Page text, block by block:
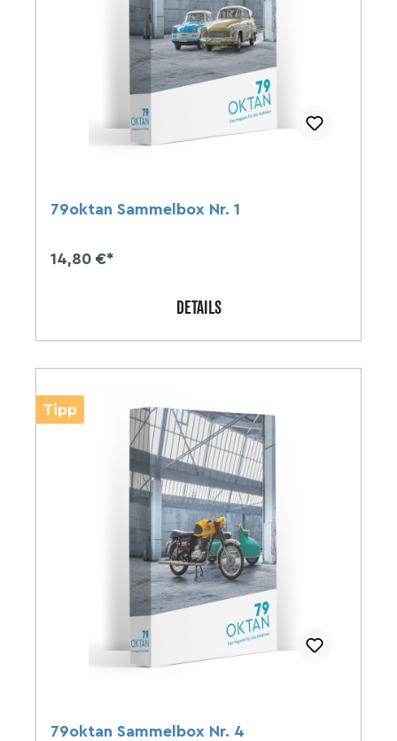
79oktan Sammelbox Nr. 1
14,80 €*
DETAILS
Tipp
79oktan Sammelbox Nr. 4